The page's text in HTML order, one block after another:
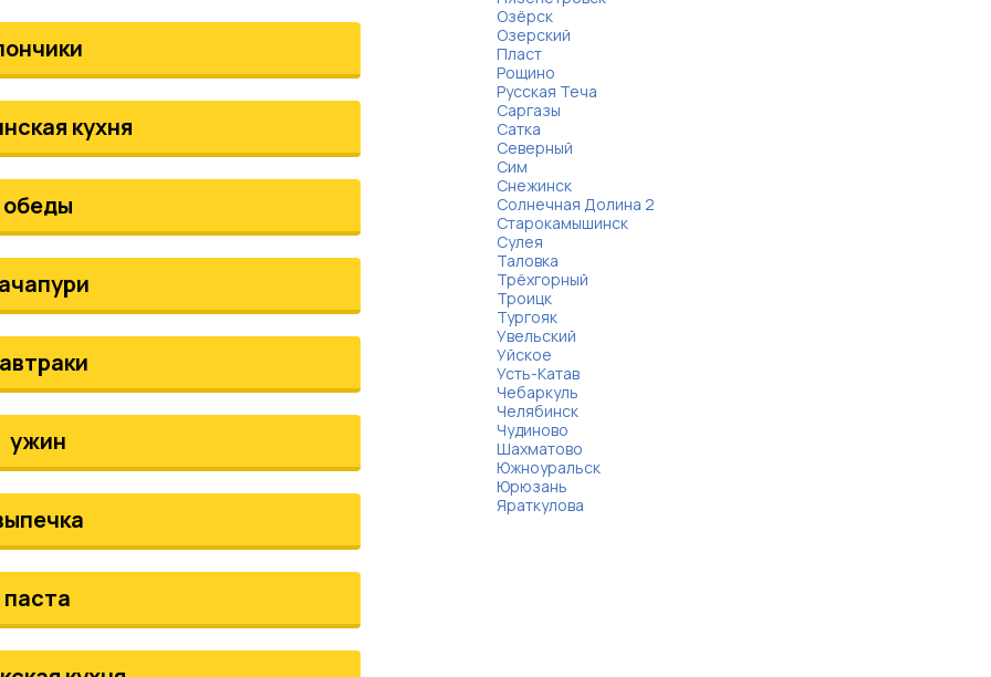
кухня
обеды
ужин
паста
Озёрск
Озерский
Пласт
Рощино
Русская Теча
Саргазы
Сатка
Северный
Сим
Снежинск
Солнечная Долина 2
Старокамышинск
Сулея
Таловка
Трёхгорный
Троицк
Тургояк
Увельский
Уйское
Усть-Катав
Чебаркуль
Челябинск
Чудиново
Шахматово
Южноуральск
Юрюзань
Яраткулова